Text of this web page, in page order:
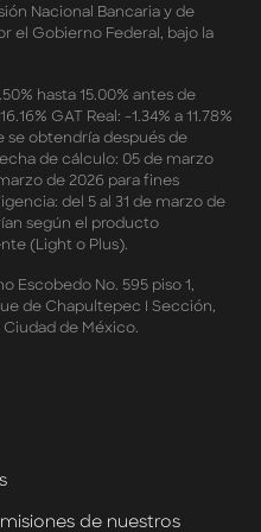
Tasa de Interés en
- Tasas
de Cashback
Enero -
Sin Intereses y SplitK
a la Tarjeta de
Plus
Preferencial en
Nacional Bancaria y de
el Gobierno Federal, bajo la
hasta 15.00% antes de
GAT Real: -1.34% a 11.78%
se obtendría después de
de cálculo: 05 de marzo
de 2026 para fines
del 5 al 31 de marzo de
según el producto
(Light o Plus).
Escobedo No. 595 piso 1,
de Chapultepec I Sección,
Ciudad de México.
de nuestros